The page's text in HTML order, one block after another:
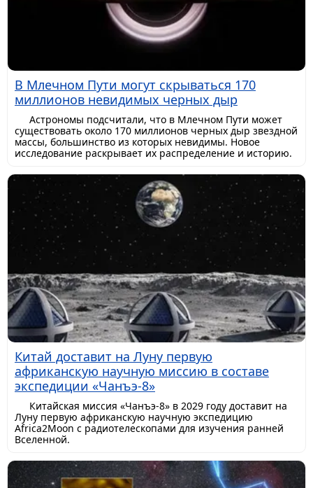
В Млечном Пути могут скрываться 170
миллионов невидимых черных дыр
Астрономы подсчитали, что в Млечном Пути может
существовать около 170 миллионов черных дыр звездной
массы, большинство из которых невидимы. Новое
исследование раскрывает их распределение и историю.
Китай доставит на Луну первую
африканскую научную миссию в составе
экспедиции «Чанъэ-8»
Китайская миссия «Чанъэ-8» в 2029 году доставит на
Луну первую африканскую научную экспедицию
Africa2Moon с радиотелескопами для изучения ранней
Вселенной.